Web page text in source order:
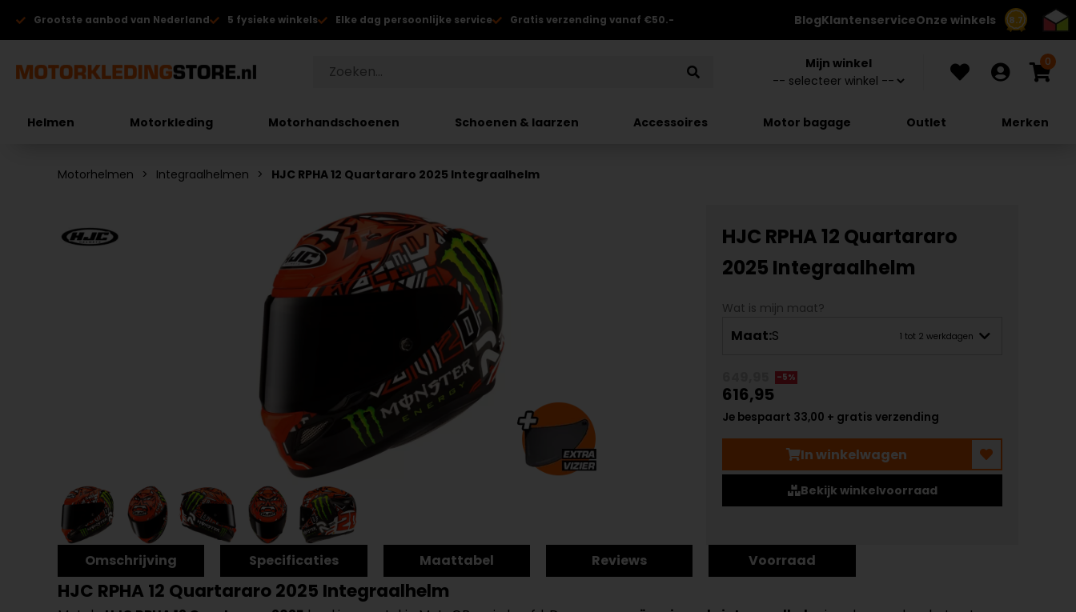
8.7
Grootste aanbod van Nederland 5 fysieke winkels Elke dag persoonlijke service Gratis verzending vanaf €50.- BlogKlantenserviceOnze winkels
Mijn winkel 0
Helmen Motorkleding Motorhandschoenen Schoenen & laarzen Accessoires Motor bagage Outlet Merken
Motorhelmen Integraalhelmen HJC RPHA 12 Quartararo 2025 Integraalhelm
HJC RPHA 12 Quartararo
2025 Integraalhelm
Wat is mijn maat?
Maat:S 1 tot 2 werkdagen
-5%
616,95
Je bespaart 33,00 + gratis verzending
In winkelwagen
Bekijk winkelvoorraad
Omschrijving Specificaties Maattabel Reviews Voorraad
HJC RPHA 12 Quartararo 2025 Integraalhelm